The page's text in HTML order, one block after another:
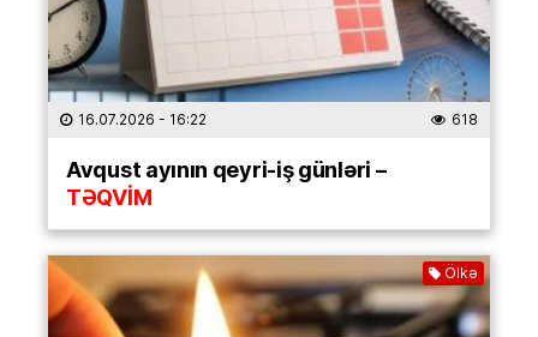
16.07.2026 - 16:22 618
Avqust ayının qeyri-iş günləri –
TƏQVİM
Ölkə